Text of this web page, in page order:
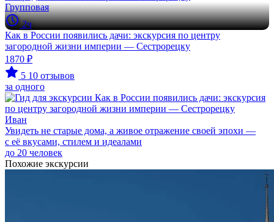
Групповая
2ч
Как в России появились дачи: экскурсия по центру
загородной жизни империи — Сестрорецку
1870 ₽
5 10 отзывов
за одного
Иван
Увидеть не старые дома, а живое отражение своей эпохи —
с её вкусами, стилем и идеалами
до 20 человек
Похожие экскурсии